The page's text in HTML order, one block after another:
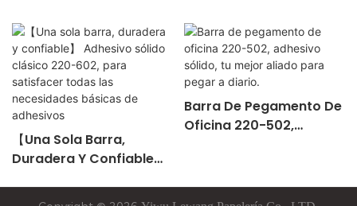
【Una Sola Barra,
Duradera Y Confiable】
Barra De Pegamento De
Oficina 220-502,
A Diario.